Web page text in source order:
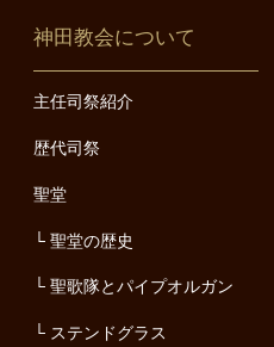
神田教会について
主任司祭紹介
歴代司祭
聖堂
聖堂の歴史
聖歌隊とパイプオルガン
ステンドグラス